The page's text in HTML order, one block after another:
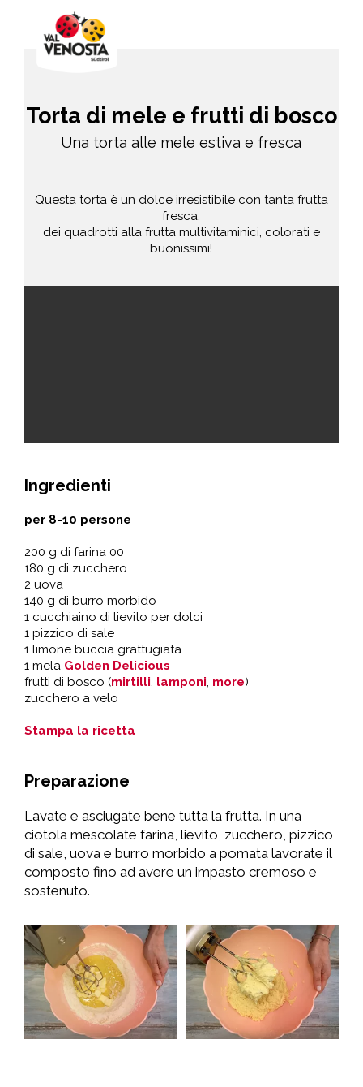
Torta di mele e frutti di bosco
Una torta alle mele estiva e fresca
Questa torta è un dolce irresistibile con tanta frutta
fresca,
dei quadrotti alla frutta multivitaminici, colorati e
buonissimi!
Ingredienti
per 8-10 persone
200 g di farina 00
180 g di zucchero
2 uova
140 g di burro morbido
1 cucchiaino di lievito per dolci
1 pizzico di sale
1 limone buccia grattugiata
1 mela Golden Delicious
frutti di bosco (mirtilli, lamponi, more)
zucchero a velo
Stampa la ricetta
Preparazione
Lavate e asciugate bene tutta la frutta. In una
ciotola mescolate farina, lievito, zucchero, pizzico
di sale, uova e burro morbido a pomata lavorate il
composto fino ad avere un impasto cremoso e
sostenuto.